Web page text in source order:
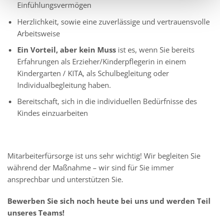
Einfühlungsvermögen
Herzlichkeit, sowie eine zuverlässige und vertrauensvolle
Arbeitsweise
Ein Vorteil, aber kein Mussist es, wenn Sie bereits
Erfahrungen als Erzieher/Kinderpflegerin in einem
Kindergarten / KITA, als Schulbegleitung oder
Individualbegleitung haben.
Bereitschaft, sich in die individuellen Bedürfnisse des
Kindes einzuarbeiten
Mitarbeiterfürsorge ist uns sehr wichtig! Wir begleiten Sie
während der Maßnahme – wir sind für Sie immer
ansprechbar und unterstützen Sie.
Bewerben Sie sich noch heute bei uns und werden Teil
unseres Teams!